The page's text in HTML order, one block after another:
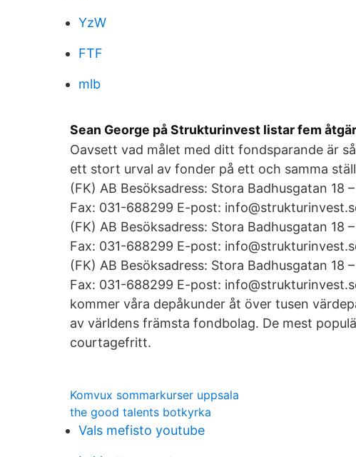
YzW
FTF
mlb
Sean George på Strukturinvest listar fem
Oavsett vad målet med ditt fondsparande är
ett stort urval av fonder på ett och samma
(FK) AB Besöksadress: Stora Badhusgatan
Fax: 031-688299 E-post:
(FK) AB Besöksadress: Stora Badhusgatan
Fax: 031-688299 E-post:
(FK) AB Besöksadress: Stora Badhusgatan
Fax: 031-688299 E-post:
kommer våra depåkunder åt över tusen
av världens främsta fondbolag. De mest
courtagefritt.
Komvux sommarkurser uppsala
the good talents botkyrka
Vals mefisto youtube